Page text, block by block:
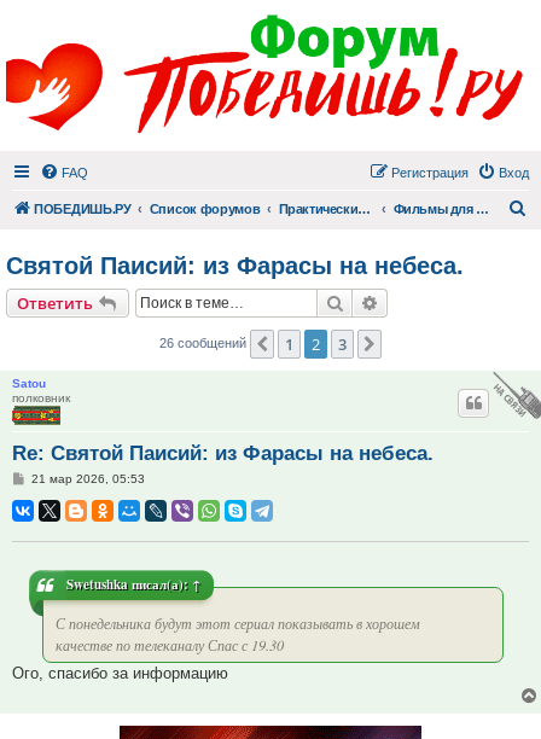
FAQ Вход
Регистрация
ПОБЕДИШЬ.РУ Список форумов Практический раздел Фильмы для души
Святой Паисий: из Фарасы на небеса.
Ответить Поиск
26 сообщений Пред.
1 2 3
Satou
полковник
Re: Святой Паисий: из Фарасы на небеса.
Сообщение
21 мар 2026, 05:53
Swetushkaписал(а): ↑
С понедельника будут этот сериал показывать в хорошем
качестве по телеканалу Спас с 19.30
Ого, спасибо за информацию